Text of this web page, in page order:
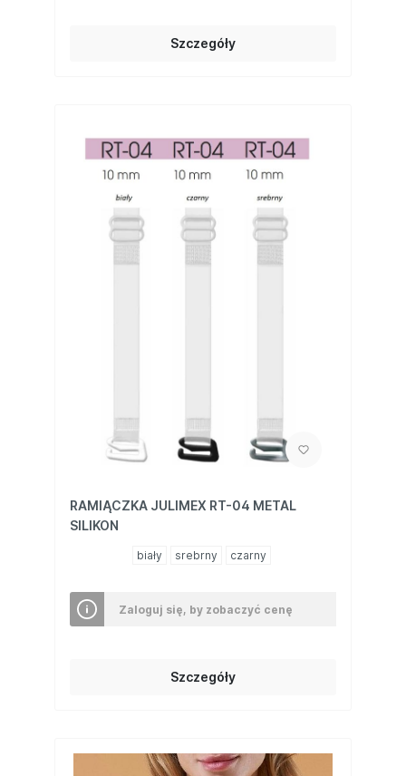
Szczegóły
RAMIĄCZKA JULIMEX RT-04 METAL
SILIKON
biały srebrny czarny
Zaloguj się, by zobaczyć cenę
Szczegóły